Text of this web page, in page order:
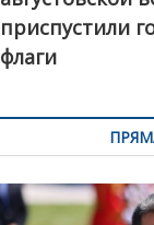
приспустили
флаги